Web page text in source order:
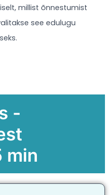
millist õnnestumist
see edulugu
-
min